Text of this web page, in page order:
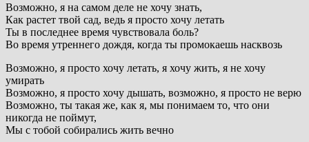
Возможно, я на самом деле не хочу знать,
Как растет твой сад, ведь я просто хочу летать
Ты в последнее время чувствовала боль?
Во время утреннего дождя, когда ты промокаешь насквозь
Возможно, я просто хочу летать, я хочу жить, я не хочу
умирать
Возможно, я просто хочу дышать, возможно, я просто не верю
Возможно, ты такая же, как я, мы понимаем то, что они
никогда не поймут,
Мы с тобой собирались жить вечно